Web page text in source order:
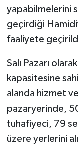
yapabilmelerini
geçirdiği
faaliyete
Salı Pazarı
kapasitesine
alanda hizmet
pazaryerinde,
tuhafiyeci, 79
üzere yerlerini